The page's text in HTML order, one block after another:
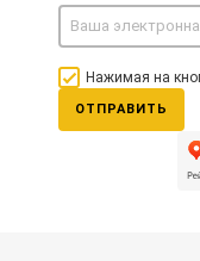
Нажимая на
ОТПРАВИТЬ